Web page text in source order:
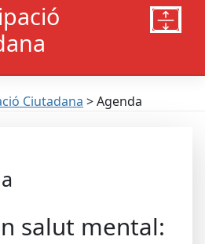
Ciutadana > Agenda
salut mental: